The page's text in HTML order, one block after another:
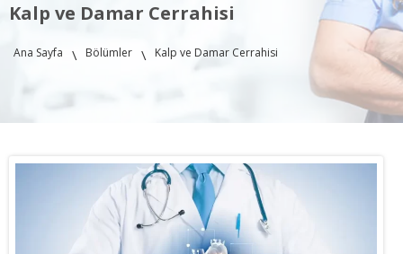
Kalp ve Damar Cerrahisi
Ana Sayfa \ Bölümler \ Kalp ve Damar Cerrahisi